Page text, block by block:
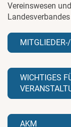
Vereinswesen
WICHTIGES
AKM